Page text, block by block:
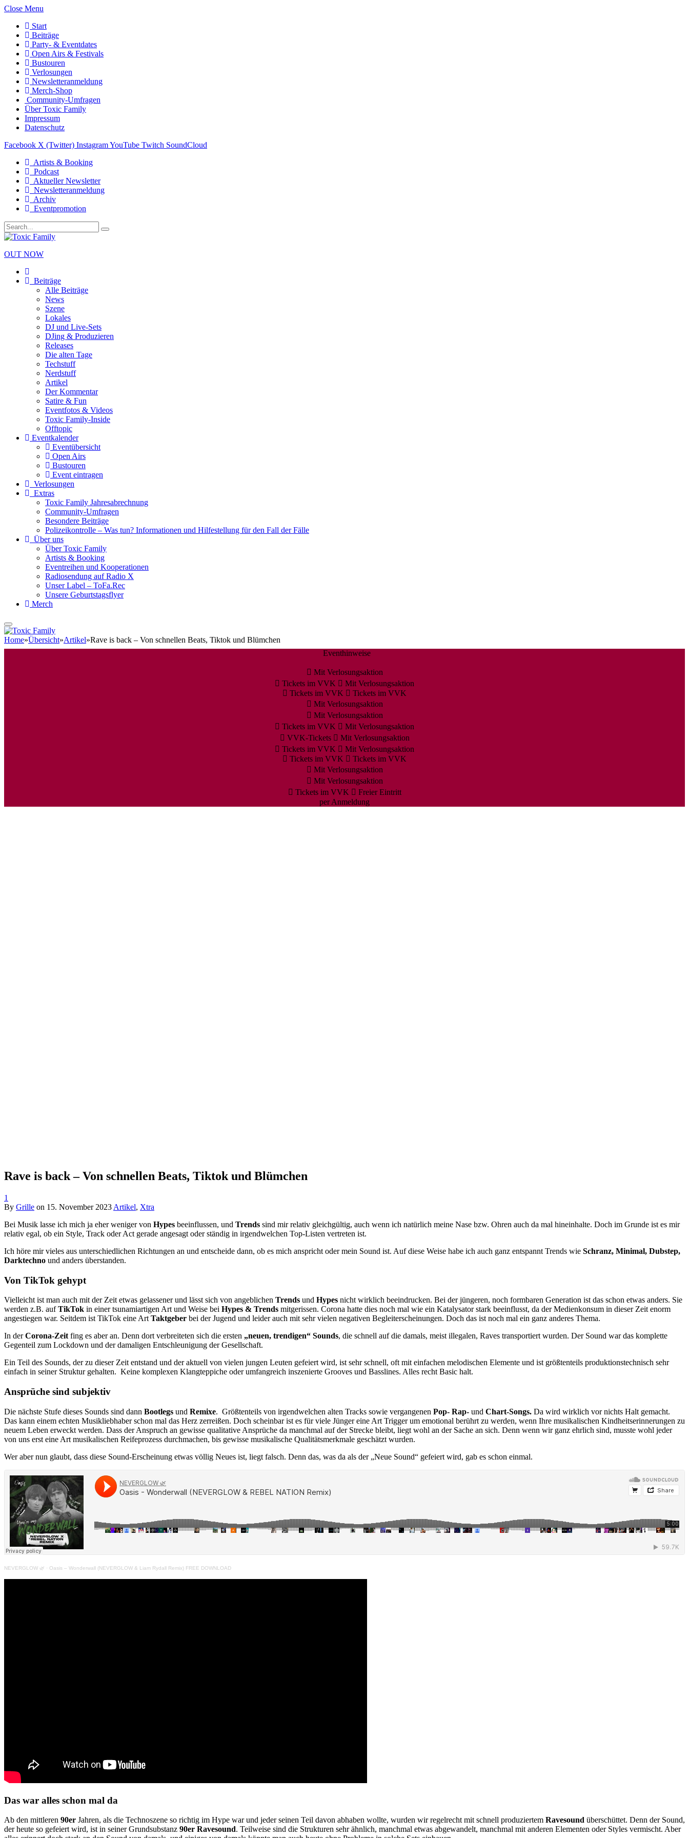
Close Menu
Start
Beiträge
Party- & Eventdates
Open Airs & Festivals
Bustouren
Verlosungen
Newsletteranmeldung
Merch-Shop
Community-Umfragen
Über Toxic Family
Impressum
Datenschutz
Facebook X (Twitter) InstagramYouTube Twitch SoundCloud
Artists & Booking
Podcast
Aktueller Newsletter
Newsletteranmeldung
Archiv
Eventpromotion
OUT NOW
Beiträge
Alle Beiträge
News
Szene
Lokales
DJ und Live-Sets
DJing & Produzieren
Releases
Die alten Tage
Techstuff
Nerdstuff
Artikel
Der Kommentar
Satire & Fun
Eventfotos & Videos
Toxic Family-Inside
Offtopic
Eventkalender
Eventübersicht
Open Airs
Bustouren
Event eintragen
Verlosungen
Extras
Toxic Family Jahresabrechnung
Community-Umfragen
Besondere Beiträge
Polizeikontrolle – Was tun? Informationen und Hilfestellung für den Fall der Fälle
Über uns
Über Toxic Family
Artists & Booking
Eventreihen und Kooperationen
Radiosendung auf Radio X
Unser Label – ToFa.Rec
Unsere Geburtstagsflyer
Merch
Home»Übersicht»Artikel»Rave is back – Von schnellen Beats, Tiktok und Blümchen
Eventhinweise
Mit Verlosungsaktion
Tickets im VVK
Mit Verlosungsaktion
Tickets im VVK
Tickets im VVK
Mit Verlosungsaktion
Mit Verlosungsaktion
Tickets im VVK
Mit Verlosungsaktion
VVK-Tickets
Mit Verlosungsaktion
Tickets im VVK
Mit Verlosungsaktion
Tickets im VVK
Tickets im VVK
Mit Verlosungsaktion
Mit Verlosungsaktion
Tickets im VVK
Freier Eintritt
per Anmeldung
Rave is back – Von schnellen Beats, Tiktok und Blümchen
1
By Grille on 15. November 2023 Artikel, Xtra
Bei Musik lasse ich mich ja eher weniger von Hypes beeinflussen, und Trends sind mir relativ gleichgültig, auch wenn ich natürlich meine Nase bzw. Ohren auch da mal hineinhalte. Doch im Grunde ist es mir
relativ egal, ob ein Style, Track oder Act gerade angesagt oder ständig in irgendwelchen Top-Listen vertreten ist.
Ich höre mir vieles aus unterschiedlichen Richtungen an und entscheide dann, ob es mich anspricht oder mein Sound ist. Auf diese Weise habe ich auch ganz entspannt Trends wie Schranz, Minimal, Dubstep,
Darktechno und anders überstanden.
Von TikTok gehypt
Vielleicht ist man auch mit der Zeit etwas gelassener und lässt sich von angeblichen Trends und Hypes nicht wirklich beeindrucken. Bei der jüngeren, noch formbaren Generation ist das schon etwas anders. Sie
werden z.B. aufTikTok in einer tsunamiartigen Art und Weise bei Hypes & Trends mitgerissen. Corona hatte dies noch mal wie ein Katalysator stark beeinflusst, da der Medienkonsum in dieser Zeit enorm
angestiegen war. Seitdem ist TikTok eine Art Taktgeber bei der Jugend und leider auch mit sehr vielen negativen Begleiterscheinungen. Doch das ist noch mal ein ganz anderes Thema.
In derCorona-Zeit fing es aber an. Denn dort verbreiteten sich die ersten „neuen, trendigen“ Sounds, die schnell auf die damals, meist illegalen, Raves transportiert wurden. Der Sound war das komplette
Gegenteil zum Lockdown und der damaligen Entschleunigung der Gesellschaft.
Ein Teil des Sounds, der zu dieser Zeit entstand und der aktuell von vielen jungen Leuten gefeiert wird, ist sehr schnell, oft mit einfachen melodischen Elemente und ist größtenteils produktionstechnisch sehr
einfach in seiner Struktur gehalten. Keine komplexen Klangteppiche oder umfangreich inszenierte Grooves und Basslines. Alles recht Basic halt.
Ansprüche sind subjektiv
Die nächste Stufe dieses Sounds sind dann Bootlegs und Remixe. Größtenteils von irgendwelchen alten Tracks sowie vergangenen Pop- Rap- und Chart-Songs. Da wird wirklich vor nichts Halt gemacht.
Das kann einem echten Musikliebhaber schon mal das Herz zerreißen. Doch scheinbar ist es für viele Jünger eine Art Trigger um emotional berührt zu werden, wenn Ihre musikalischen Kindheitserinnerungen zu
neuem Leben erweckt werden. Dass der Anspruch an gewisse qualitative Ansprüche da manchmal auf der Strecke bleibt, liegt wohl an der Sache an sich. Denn wenn wir ganz ehrlich sind, musste wohl jeder
von uns erst eine Art musikalischen Reifeprozess durchmachen, bis gewisse musikalische Qualitätsmerkmale geschätzt wurden.
Wer aber nun glaubt, dass diese Sound-Erscheinung etwas völlig Neues ist, liegt falsch. Denn das, was da als der „Neue Sound“ gefeiert wird, gab es schon einmal.
NEVERGLOW 🌿 · Oasis – Wonderwall (NEVERGLOW & Liam Rydall Remix) FREE DOWNLOAD
Das war alles schon mal da
Ab den mittleren 90er Jahren, als die Technoszene so richtig im Hype war und jeder seinen Teil davon abhaben wollte, wurden wir regelrecht mit schnell produziertem Ravesound überschüttet. Denn der Sound,
der heute so gefeiert wird, ist in seiner Grundsubstanz 90er Ravesound. Teilweise sind die Strukturen sehr ähnlich, manchmal etwas abgewandelt, manchmal mit anderen Elementen oder Styles vermischt. Aber